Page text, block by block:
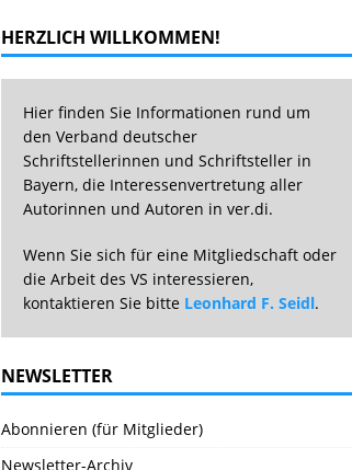
HERZLICH WILLKOMMEN!
Hier finden Sie Informationen rund um
den Verband deutscher
Schriftstellerinnen und Schriftsteller in
Bayern, die Interessenvertretung aller
Autorinnen und Autoren in ver.di.
Wenn Sie sich für eine Mitgliedschaft oder
die Arbeit des VS interessieren,
kontaktieren Sie bitte Leonhard F. Seidl.
NEWSLETTER
Abonnieren (für Mitglieder)
Newsletter-Archiv